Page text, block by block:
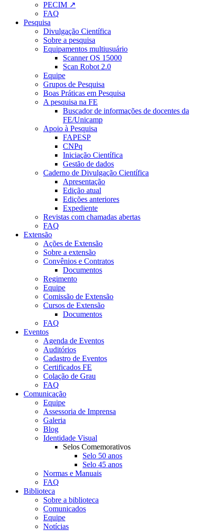
PECIM ↗
FAQ
Pesquisa
Divulgação Científica
Sobre a pesquisa
Equipamentos multiusuário
Scanner OS 15000
Scan Robot 2.0
Equipe
Grupos de Pesquisa
Boas Práticas em Pesquisa
A pesquisa na FE
Buscador de informações de docentes da
FE/Unicamp
Apoio à Pesquisa
FAPESP
CNPq
Iniciação Científica
Gestão de dados
Caderno de Divulgação Científica
Apresentação
Edição atual
Edições anteriores
Expediente
Revistas com chamadas abertas
FAQ
Extensão
Ações de Extensão
Sobre a extensão
Convênios e Contratos
Documentos
Regimento
Equipe
Comissão de Extensão
Cursos de Extensão
Documentos
FAQ
Eventos
Agenda de Eventos
Auditórios
Cadastro de Eventos
Certificados FE
Colação de Grau
FAQ
Comunicação
Equipe
Assessoria de Imprensa
Galeria
Blog
Identidade Visual
Selos Comemorativos
Selo 50 anos
Selo 45 anos
Normas e Manuais
FAQ
Biblioteca
Sobre a biblioteca
Comunicados
Equipe
Notícias